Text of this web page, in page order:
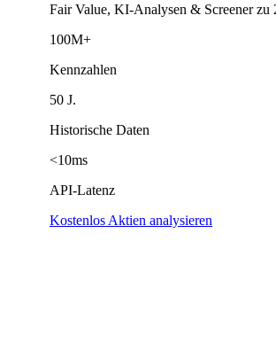
Fair Value, KI-Analysen & Screener
100M+
Kennzahlen
50 J.
Historische Daten
<10ms
API-Latenz
Kostenlos Aktien analysieren